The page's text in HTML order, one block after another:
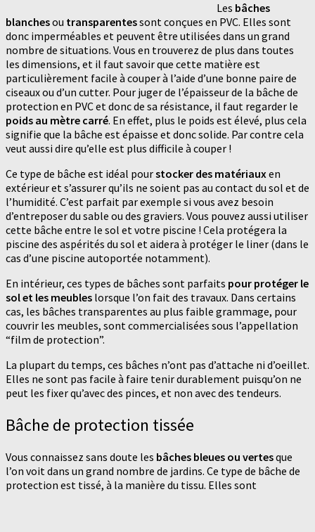
Les bâches
blanchesou transparentessont conçues en PVC. Elles sont
donc imperméables et peuvent être utilisées dans un grand
nombre de situations. Vous en trouverez de plus dans toutes
les dimensions, et il faut savoir que cette matière est
particulièrement facile à couper à l’aide d’une bonne paire de
ciseaux ou d’un cutter. Pour juger de l’épaisseur de la bâche de
protection en PVC et donc de sa résistance, il faut regarder le
poids au mètre carré. En effet, plus le poids est élevé, plus cela
signifie que la bâche est épaisse et donc solide. Par contre cela
veut aussi dire qu’elle est plus difficile à couper !
Ce type de bâche est idéal pourstocker des matériauxen
extérieur et s’assurer qu’ils ne soient pas au contact du sol et de
l’humidité. C’est parfait par exemple si vous avez besoin
d’entreposer du sable ou des graviers. Vous pouvez aussi utiliser
cette bâche entre le sol et votre piscine ! Cela protégera la
piscine des aspérités du sol et aidera à protéger le liner (dans le
cas d’une piscine autoportée notamment).
En intérieur, ces types de bâches sont parfaits pour protéger le
sol et les meubles lorsque l’on fait des travaux. Dans certains
cas, les bâches transparentes au plus faible grammage, pour
couvrir les meubles, sont commercialisées sous l’appellation
“film de protection”.
La plupart du temps, ces bâches n’ont pas d’attache ni d’oeillet.
Elles ne sont pas facile à faire tenir durablement puisqu’on ne
peut les fixer qu’avec des pinces, et non avec des tendeurs.
Bâche de protection tissée
Vous connaissez sans doute les bâches bleues ou vertesque
l’on voit dans un grand nombre de jardins. Ce type de bâche de
protection est tissé, à la manière du tissu. Elles sont